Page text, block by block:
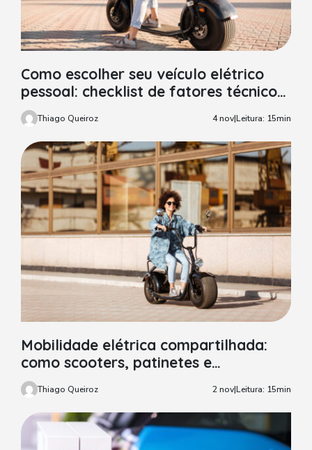
Como escolher seu veículo elétrico
pessoal: checklist de fatores técnicos,
garantia e manutenção
Thiago Queiroz 4 nov|Leitura: 15min
Mobilidade elétrica compartilhada:
como scooters, patinetes e
hoverboards estão mudando o
transporte urbano
Thiago Queiroz 2 nov|Leitura: 15min